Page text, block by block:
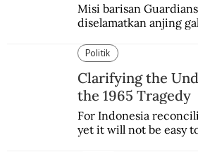
Misi barisan
diselamatkan anjing
si martir antariksa
Politik
Clarifying the
the 1965 Tragedy
For Indonesia
yet it will not be easy